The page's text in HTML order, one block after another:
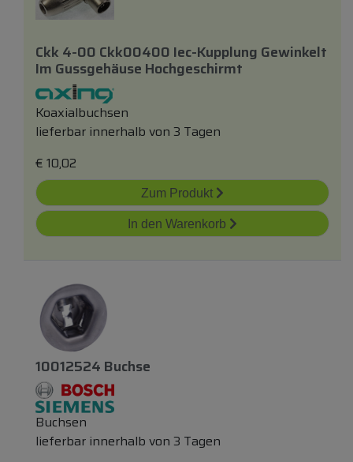
Ckk 4-00 Ckk00400 Iec-Kupplung Gewinkelt
Im Gussgehäuse Hochgeschirmt
Koaxialbuchsen
lieferbar innerhalb von 3 Tagen
€ 10,02
Zum Produkt
In den Warenkorb
10012524 Buchse
Buchsen
lieferbar innerhalb von 3 Tagen